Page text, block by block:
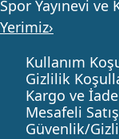
Spor Yayınevi ve
Yerimiz›
Kullanım
Gizlilik
Kargo ve
Mesafeli
Güvenlik/